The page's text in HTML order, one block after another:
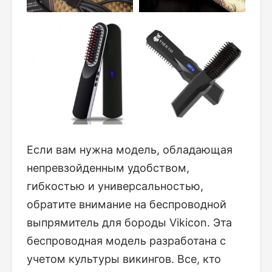
Если вам нужна модель, обладающая
непревзойденным удобством,
гибкостью и универсальностью,
обратите внимание на беспроводной
выпрямитель для бороды Vikicon. Эта
беспроводная модель разработана с
учетом культуры викингов. Все, кто